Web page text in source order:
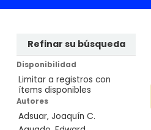
Refinar su búsqueda
Disponibilidad
Limitar a registros con
ítems disponibles
Autores
Adsuar, Joaquín C.